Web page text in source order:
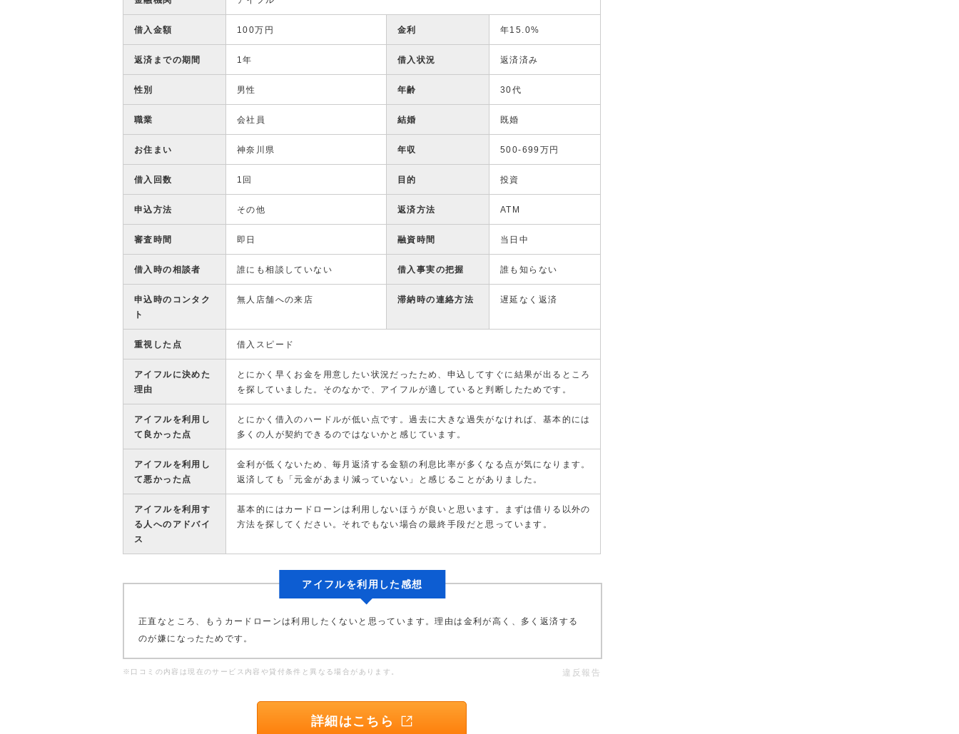
借入金額 100万円 金利 年15.0%
返済までの期間 1年 借入状況 返済済み
性別 男性 年齢 30代
職業 会社員 結婚 既婚
お住まい 神奈川県 年収 500-699万円
借入回数 1回 目的 投資
申込方法 その他 返済方法 ATM
審査時間 即日 融資時間 当日中
借入時の相談者 誰にも相談していない 借入事実の把握 誰も知らない
申込時のコンタク
ト
無人店舗への来店 滞納時の連絡方法 遅延なく返済
重視した点 借入スピード
アイフルに決めた
理由
とにかく早くお金を用意したい状況だったため、申込してすぐに結果が出るところ
を探していました。そのなかで、アイフルが適していると判断したためです。
アイフルを利用し
て良かった点
とにかく借入のハードルが低い点です。過去に大きな過失がなければ、基本的には
多くの人が契約できるのではないかと感じています。
アイフルを利用し
て悪かった点
金利が低くないため、毎月返済する金額の利息比率が多くなる点が気になります。
返済しても「元金があまり減っていない」と感じることがありました。
アイフルを利用す
る人へのアドバイ
ス
基本的にはカードローンは利用しないほうが良いと思います。まずは借りる以外の
方法を探してください。それでもない場合の最終手段だと思っています。
アイフルを利用した感想
正直なところ、もうカードローンは利用したくないと思っています。理由は金利が高く、多く返済する
のが嫌になったためです。
※口コミの内容は現在のサービス内容や貸付条件と異なる場合があります。 違反報告
詳細はこちら